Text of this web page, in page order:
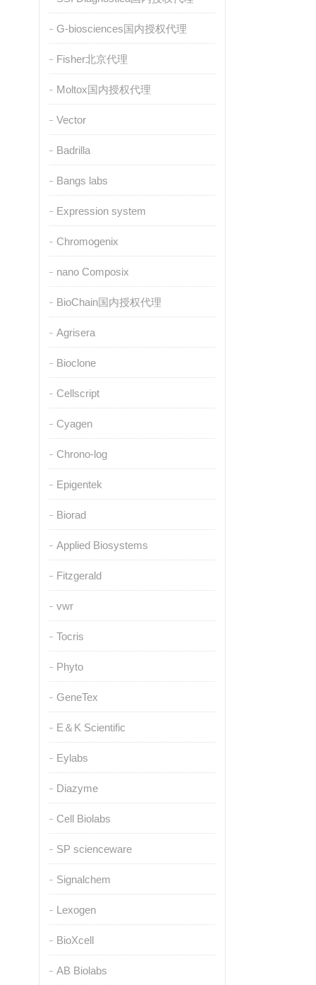
G-biosciences国内授权代理
Fisher北京代理
Moltox国内授权代理
Vector
Badrilla
Bangs labs
Expression system
Chromogenix
nano Composix
BioChain国内授权代理
Agrisera
Bioclone
Cellscript
Cyagen
Chrono-log
Epigentek
Biorad
Applied Biosystems
Fitzgerald
vwr
Tocris
Phyto
GeneTex
E＆K Scientific
Eylabs
Diazyme
Cell Biolabs
SP scienceware
Signalchem
Lexogen
BioXcell
AB Biolabs